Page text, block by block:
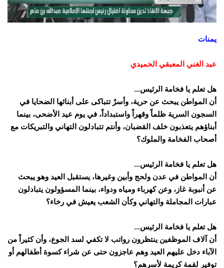
يمنات
عبد الغني المعبقي الحميدي
هل تعلم يا فخامة الرئيس…
أن المواطن يبحث عن حرية، وأسرٌ تتباكى على أبنائها الضحايا في
السجون السرية ظلماً وقهراً واستبداداً، في يوم عيد الأضحى، بينما
أبناؤهم يتعذبون خلف القضبان، وأنتم تتبادلون التهاني والتبريكات مع
أصحاب الفخامة والملوك؟
هل تعلم يا فخامة الرئيس…
أن المواطن في عدن ولحج وأبين وغيرها، يستقبل العيد وهو يبحث
عن أنبوبة غاز، وعن كهرباء ومياه ودواء، بينما المسؤولون يتبادلون
عبارات المجاملة والتهاني وكأن الشعب يعيش في رخاء؟
هل تعلم يا فخامة الرئيس…
أن آلاف الموظفين ينتظرون رواتب لا تكفي لسد الجوع، وأن كثيراً من
الآباء دخل عليهم العيد وهم عاجزون حتى عن شراء كسوة أطفالهم أو
توفير لقمة كريمة لأسرهم؟